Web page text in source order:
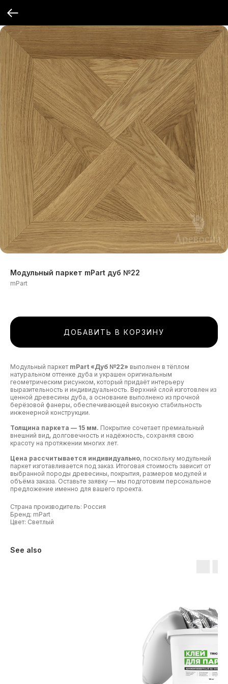
Модульный паркет mPart дуб №22
mPart
ДОБАВИТЬ В КОРЗИНУ
Модульный паркет mPart «Дуб №22» выполнен в тёплом
натуральном оттенке дуба и украшен оригинальным
геометрическим рисунком, который придаёт интерьеру
выразительность и индивидуальность. Верхний слой изготовлен из
ценной древесины дуба, а основание выполнено из прочной
берёзовой фанеры, обеспечивающей высокую стабильность
инженерной конструкции.
Толщина паркета — 15 мм. Покрытие сочетает премиальный
внешний вид, долговечность и надёжность, сохраняя свою
красоту на протяжении многих лет.
Цена рассчитывается индивидуально, поскольку модульный
паркет изготавливается под заказ. Итоговая стоимость зависит от
выбранной породы древесины, покрытия, размеров модулей и
объёма заказа. Оставьте заявку — мы подготовим персональное
предложение именно для вашего проекта.
Страна производитель: Россия
Бренд: mPart
Цвет: Светлый
See also